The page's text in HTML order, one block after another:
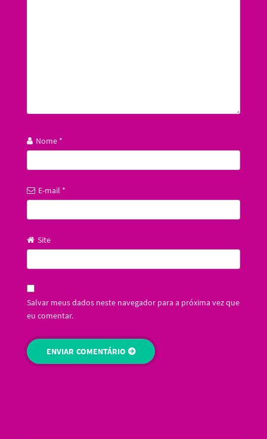
Nome *
E-mail *
Site
Salvar meus dados neste navegador para a próxima vez que
eu comentar.